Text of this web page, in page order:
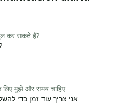
कर सकते हैं?
אפשר
लिए मुझे और समय चाहिए
אני צריך עוד זמן כדי